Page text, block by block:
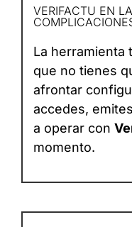
VERIFACTU EN
La herramienta
que no tienes
afrontar
accedes,
a operar con
momento.